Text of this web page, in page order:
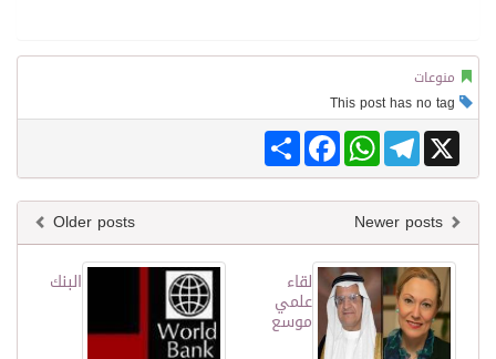
منوعات
Share
FacebookWhatsAppTelegram X
Older posts
البنك
لقاء
علمي
موسع